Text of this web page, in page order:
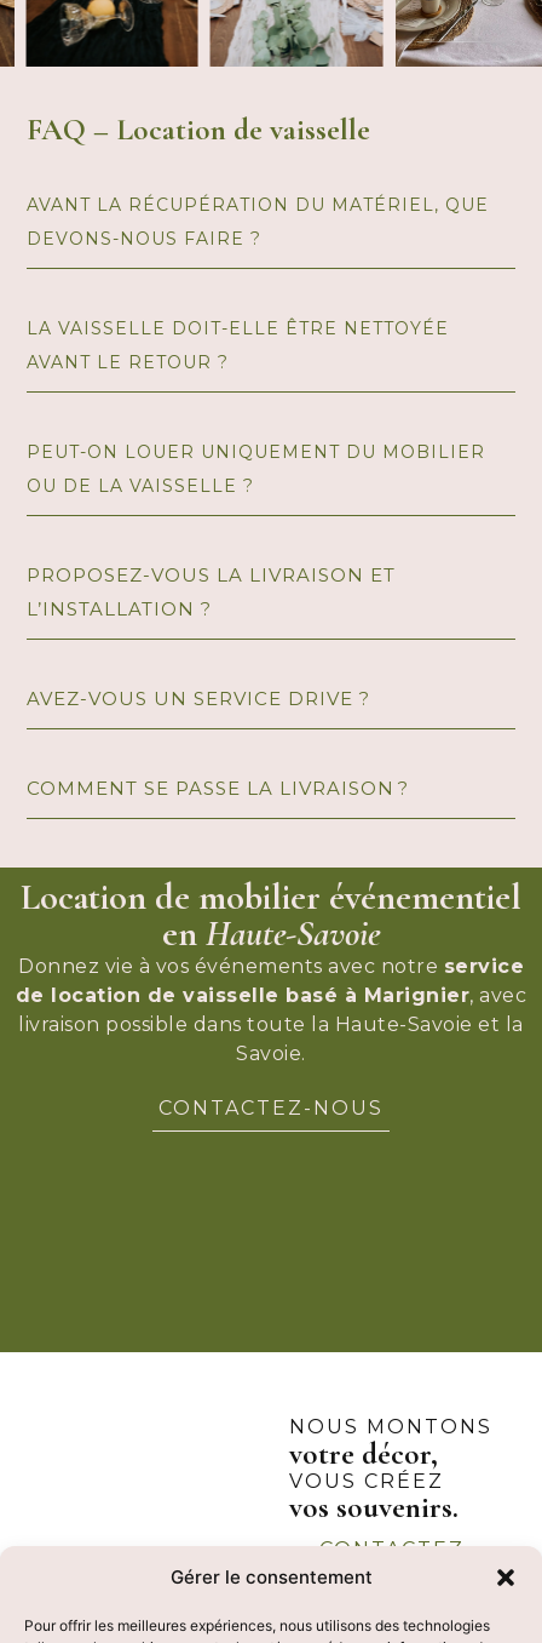
Gérer le consentement
Pour offrir les meilleures expériences, nous utilisons des technologies
FAQ – Location de vaisselle
AVANT LA RÉCUPÉRATION DU MATÉRIEL, QUE
DEVONS-NOUS FAIRE ?
LA VAISSELLE DOIT-ELLE ÊTRE NETTOYÉE
AVANT LE RETOUR ?
PEUT-ON LOUER UNIQUEMENT DU MOBILIER
OU DE LA VAISSELLE ?
PROPOSEZ-VOUS LA LIVRAISON ET
L’INSTALLATION ?
AVEZ-VOUS UN SERVICE DRIVE ?
COMMENT SE PASSE LA LIVRAISON ?
Location de mobilier événementiel
enHaute-Savoie
Donnez vie à vos événements avec notre service
de location de vaisselle basé à Marignier, avec
livraison possible dans toute la Haute-Savoie et la
Savoie.
CONTACTEZ-NOUS
NOUS MONTONS
votre décor,
VOUS CRÉEZ
vos souvenirs.
CONTACTEZ-
NOUS